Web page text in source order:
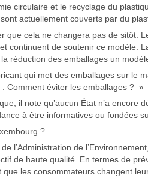
circulaire et le recyclage du
actuellement couverts par du
que cela ne changera pas de sitôt.
continuent de soutenir ce modèle.
réduction des emballages un
qui met des emballages sur le
Comment éviter les emballages ? »
il note qu’aucun État n’a
à être informatives ou fondées
?
l’Administration de
de haute qualité. En termes de
les consommateurs changent